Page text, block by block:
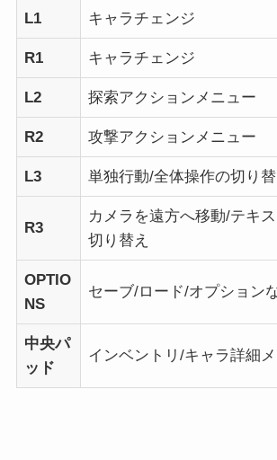
L1 キャラチェンジ
R1 キャラチェンジ
L2 探索アクションメニュー
R2 攻撃アクションメニュー
L3 単独行動/全体操作の切り替
R3
カメラを遠方へ移動/テキ
切り替え
OPTIO
NS
セーブ/ロード/オプション
中央パ
ッド
インベントリ/キャラ詳細